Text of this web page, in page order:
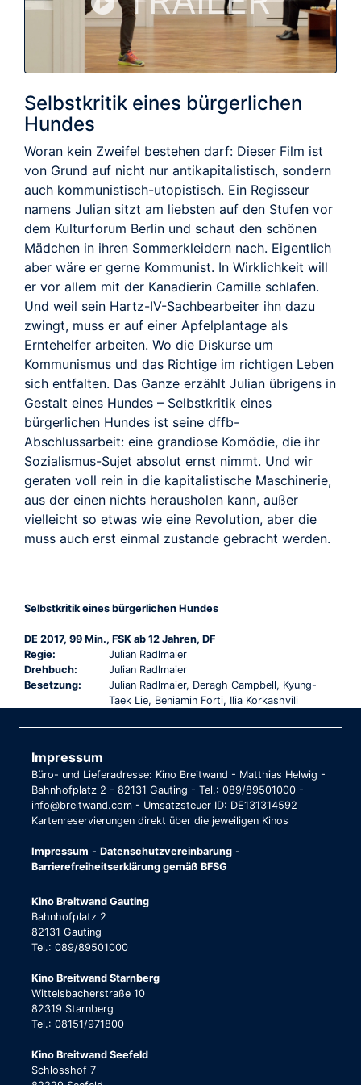
Selbstkritik eines bürgerlichen
Hundes
Woran kein Zweifel bestehen darf: Dieser Film ist
von Grund auf nicht nur antikapitalistisch, sondern
auch kommunistisch-utopistisch. Ein Regisseur
namens Julian sitzt am liebsten auf den Stufen vor
dem Kulturforum Berlin und schaut den schönen
Mädchen in ihren Sommerkleidern nach. Eigentlich
aber wäre er gerne Kommunist. In Wirklichkeit will
er vor allem mit der Kanadierin Camille schlafen.
Und weil sein Hartz-IV-Sachbearbeiter ihn dazu
zwingt, muss er auf einer Apfelplantage als
Erntehelfer arbeiten. Wo die Diskurse um
Kommunismus und das Richtige im richtigen Leben
sich entfalten. Das Ganze erzählt Julian übrigens in
Gestalt eines Hundes – Selbstkritik eines
bürgerlichen Hundes ist seine dffb-
Abschlussarbeit: eine grandiose Komödie, die ihr
Sozialismus-Sujet absolut ernst nimmt. Und wir
geraten voll rein in die kapitalistische Maschinerie,
aus der einen nichts herausholen kann, außer
vielleicht so etwas wie eine Revolution, aber die
muss auch erst einmal zustande gebracht werden.
Selbstkritik eines bürgerlichen Hundes
DE 2017, 99 Min., FSK ab 12 Jahren, DF
Regie:
Julian Radlmaier
Drehbuch:
Julian Radlmaier
Besetzung:
Julian Radlmaier, Deragh Campbell, Kyung-
Taek Lie, Beniamin Forti, Ilia Korkashvili
Impressum
Büro- und Lieferadresse: Kino Breitwand - Matthias Helwig -
Bahnhofplatz 2 - 82131 Gauting - Tel.: 089/89501000 -
info@breitwand.com - Umsatzsteuer ID: DE131314592
Kartenreservierungen direkt über die jeweiligen Kinos
Impressum - Datenschutzvereinbarung -
Barrierefreiheitserklärung gemäß BFSG
Kino Breitwand Gauting
Bahnhofplatz 2
82131 Gauting
Tel.: 089/89501000
Kino Breitwand Starnberg
Wittelsbacherstraße 10
82319 Starnberg
Tel.: 08151/971800
Kino Breitwand Seefeld
Schlosshof 7